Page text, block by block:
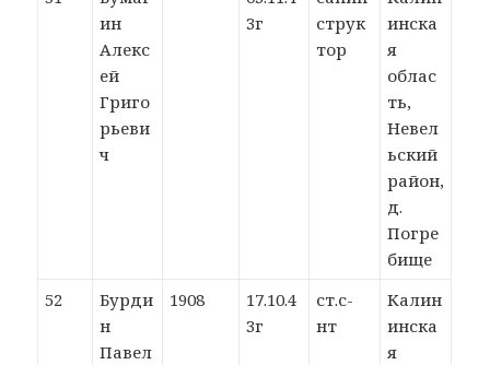
ин
Алекс
ей
Григо
рьеви
ч
3г
струк
тор
инска
я
облас
ть,
Невел
ьский
район,
д.
Погре
бище
52
Бурди
н
Павел
1908
17.10.4
3г
ст.с-
нт
Калин
инска
я